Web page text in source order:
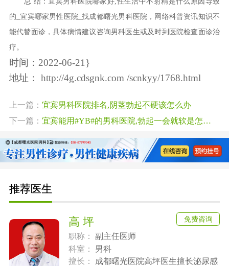
的_宜宾哪家男性医院_找成都曙光男科医院，网络科普资讯知识不
能代替面诊，具体病情建议咨询男科医生或及时到医院检查面诊治
疗。
时间：2022-06-21}
地址：
http://4g.cdsgnk.com /scnkyy/1768.html
上一篇： 宜宾男科医院排名,阴茎勃起不硬该怎么办
下一篇：
宜宾能用#YB#的男科医院,勃起一会就软是怎么回事
推荐医生
高 坪
职称：
副主任医师
科室：
男科
擅长：
成都曙光医院高坪医生擅长泌尿感
免费咨询